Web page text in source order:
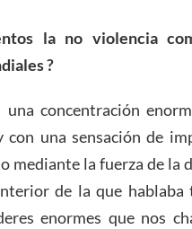
la no violencia
?
concentración
una sensación de
mediante la fuerza de la
de la que hablaba
enormes que nos